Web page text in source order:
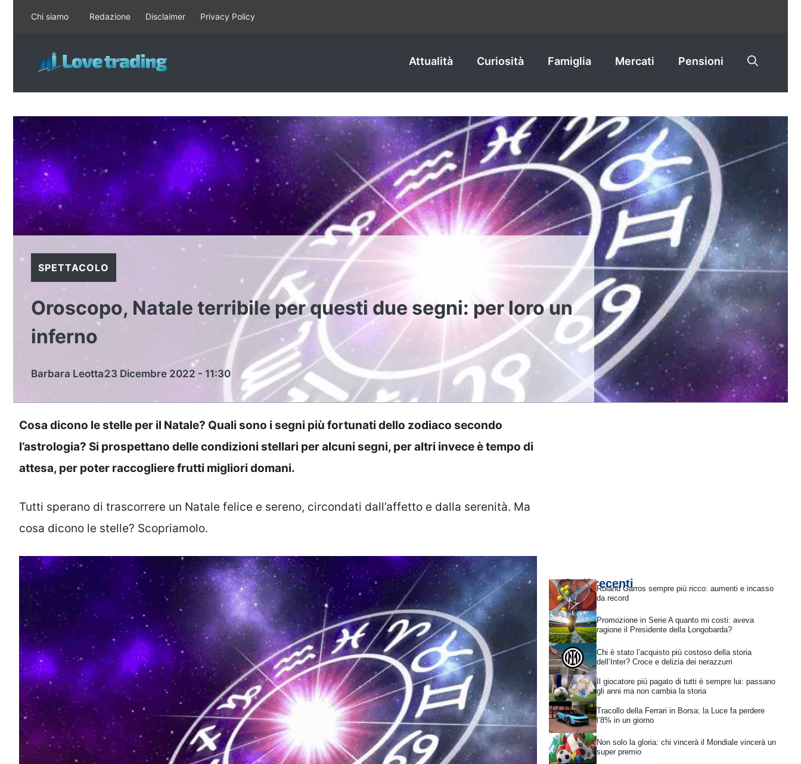
contenuto
Chi siamo Redazione Disclaimer Privacy Policy
Attualità Curiosità Famiglia Mercati Pensioni
SPETTACOLO
Oroscopo, Natale terribile per questi due segni: per loro un
inferno
Barbara Leotta23 Dicembre 2022 - 11:30
Cosa dicono le stelle per il Natale? Quali sono i segni più fortunati dello zodiaco secondo
l’astrologia? Si prospettano delle condizioni stellari per alcuni segni, per altri invece è tempo di
attesa, per poter raccogliere frutti migliori domani.
Tutti sperano di trascorrere un Natale felice e sereno, circondati dall’affetto e dalla serenità. Ma
cosa dicono le stelle? Scopriamolo.
Articoli recentiRoland Garros sempre più ricco: aumenti e incasso
da record
Promozione in Serie A quanto mi costi: aveva
ragione il Presidente della Longobarda?
Chi è stato l’acquisto più costoso della storia
dell’Inter? Croce e delizia dei nerazzurri
Il giocatore più pagato di tutti è sempre lui: passano
gli anni ma non cambia la storia
Tracollo della Ferrari in Borsa: la Luce fa perdere
l’8% in un giorno
Non solo la gloria: chi vincerà il Mondiale vincerà un
super premio